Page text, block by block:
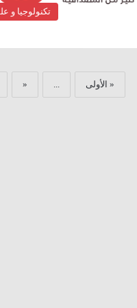
تكنولوجيا و
« الأولى «